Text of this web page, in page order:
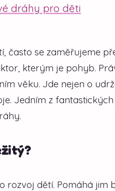
dráhy pro děti
často se zaměřujeme
kterým je pohyb.
věku. Jde nejen o
Jedním z
rozvoj dětí. Pomáhá jim